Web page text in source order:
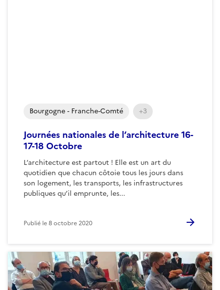
Journées nationales de l’architecture 16-
17-18 Octobre
L’architecture est partout ! Elle est un art du
quotidien que chacun côtoie tous les jours dans
son logement, les transports, les infrastructures
publiques qu’il emprunte, les...
Bourgogne - Franche-Comté +3
Publié le8 octobre 2020